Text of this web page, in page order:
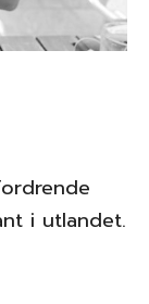
i utlandet.